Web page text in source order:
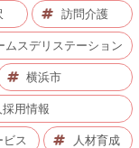
訪問介護
ムスデリステーション
横浜市
採用情報
ビス 人材育成